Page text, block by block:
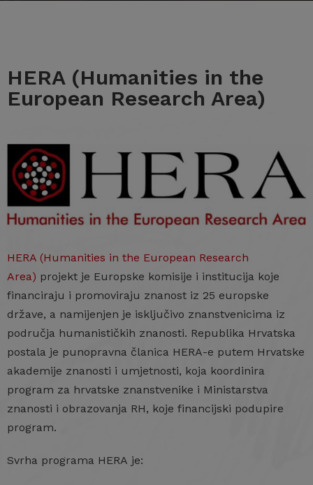
HERA (Humanities in the
European Research Area)
HERA (Humanities in the European Research
Area) projekt je Europske komisije i institucija koje
financiraju i promoviraju znanost iz 25 europske
države, a namijenjen je isključivo znanstvenicima iz
područja humanističkih znanosti. Republika Hrvatska
postala je punopravna članica HERA-e putem Hrvatske
akademije znanosti i umjetnosti, koja koordinira
program za hrvatske znanstvenike i Ministarstva
znanosti i obrazovanja RH, koje financijski podupire
program.
Svrha programa HERA je: